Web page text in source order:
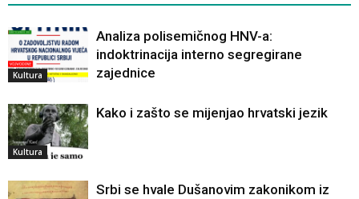
Kultura
Analiza polisemičnog HNV-a:
indoktrinacija interno segregirane
zajednice
Kultura
Kako i zašto se mijenjao hrvatski jezik
Srbi se hvale Dušanovim zakonikom iz